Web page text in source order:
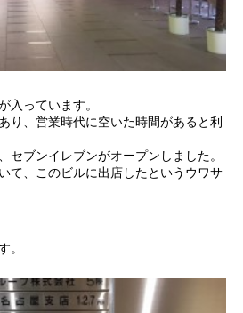
入っています。
り、営業時代に空いた時間があると利
セブンイレブンがオープンしました。
て、このビルに出店したというウワサ
。